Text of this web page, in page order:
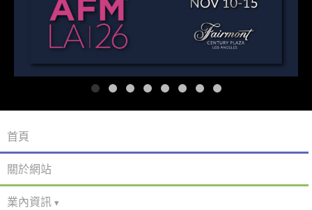
首頁
關於網站
業內資訊